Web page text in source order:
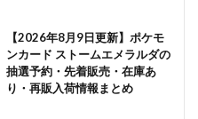
【2026年8月9日更新】ポケモ
ンカード ストームエメラルダの
抽選予約・先着販売・在庫あ
り・再販入荷情報まとめ